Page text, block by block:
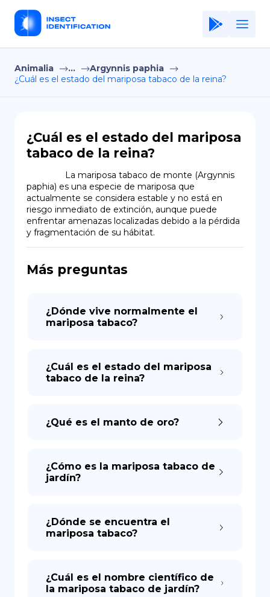
Home
Application
Terms of Use
Privacy Policy
ES
EN
DE
Copiright © Niro ID
Animalia ...
Argynnis paphia
¿Cuál es el estado del mariposa tabaco de la reina?
¿Cuál es el estado del mariposa
tabaco de la reina?
paphia) es una especie de mariposa que
actualmente se considera estable y no está en
riesgo inmediato de extinción, aunque puede
enfrentar amenazas localizadas debido a la pérdida
y fragmentación de su hábitat.
Más preguntas
¿Dónde vive normalmente el
mariposa tabaco?
¿Cuál es el estado del mariposa
tabaco de la reina?
¿Qué es el manto de oro?
¿Cómo es la mariposa tabaco de
jardín?
¿Dónde se encuentra el
mariposa tabaco?
¿Cuál es el nombre científico de
la mariposa tabaco de jardín?